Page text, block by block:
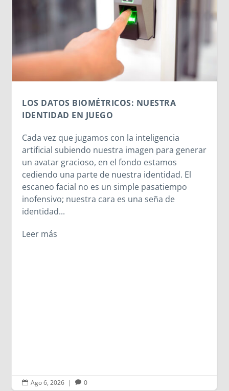
generar
MORNESE EN EL CORAZÓN
Mazzarello y las Hijas de María
Entre la cercanía de Madre Chiara, el
testimonio vivo de las salesianas y la
compartida en el oratorio, los jóvenes
descubrieron que el legado de Madre
Mazzarello sigue latiendo en cada
 Ago 6, 2026